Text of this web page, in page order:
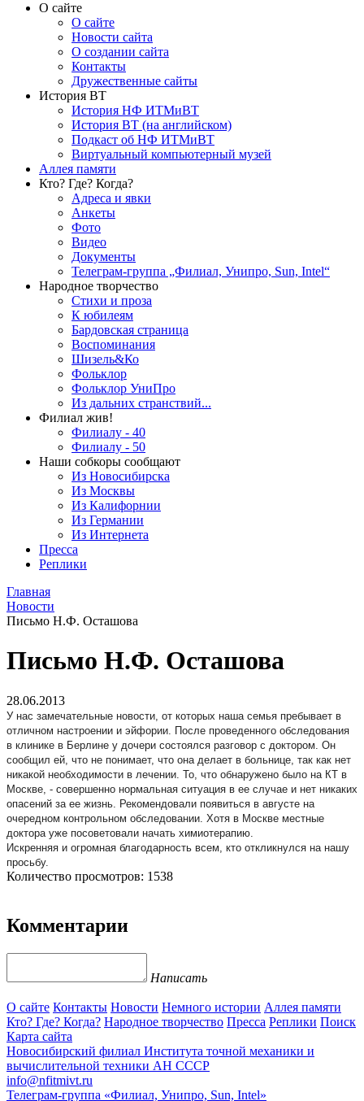
О сайте
О сайте
Новости сайта
О создании сайта
Контакты
Дружественные сайты
История ВТ
История НФ ИТМиВТ
История ВТ (на английском)
Подкаст об НФ ИТМиВТ
Виртуальный компьютерный музей
Аллея памяти
Кто? Где? Когда?
Адреса и явки
Анкеты
Фото
Видео
Документы
Телеграм-группа „Филиал, Унипро, Sun, Intel“
Народное творчество
Стихи и проза
К юбилеям
Бардовская страница
Воспоминания
Шизель&Ко
Фольклор
Фольклор УниПро
Из дальних странствий...
Филиал жив!
Филиалу - 40
Филиалу - 50
Наши собкоры сообщают
Из Новосибирска
Из Москвы
Из Калифорнии
Из Германии
Из Интернета
Пресса
Реплики
Главная
Новости
Письмо Н.Ф. Осташова
Письмо Н.Ф. Осташова
28.06.2013
У нас замечательные новости, от которых наша семья пребывает в
отличном настроении и эйфории. После проведенного обследования
в клинике в Берлине у дочери состоялся разговор с доктором. Он
сообщил ей, что не понимает, что она делает в больнице, так как нет
никакой необходимости в лечении. То, что обнаружено было на КТ в
Москве, - совершенно нормальная ситуация в ее случае и нет никаких
опасений за ее жизнь. Рекомендовали появиться в августе на
очередном контрольном обследовании. Хотя в Москве местные
доктора уже посоветовали начать химиотерапию.
Искренняя и огромная благодарность всем, кто откликнулся на нашу
просьбу.
Количество просмотров: 1538
Комментарии
Написать
О сайте Контакты Новости Немного истории Аллея памяти
Кто? Где? Когда? Народное творчество Пресса Реплики Поиск
Карта сайта
Новосибирский филиал Института точной механики и
вычислительной техники АН СССР
info@nfitmivt.ru
Телеграм-группа «Филиал, Унипро, Sun, Intel»